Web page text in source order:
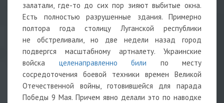
залатали, где-то до сих пор зияют выбитые окна.
Есть полностью разрушенные здания. Примерно
полтора года столицу Луганской республики
не обстреливали, но две недели назад город
подвергся масштабному артналету. Украинские
войска целенаправленно били по месту
сосредоточения боевой техники времен Великой
Отечественной войны, готовившейся для парада
Победы 9 Мая. Причем явно делали это по наводке